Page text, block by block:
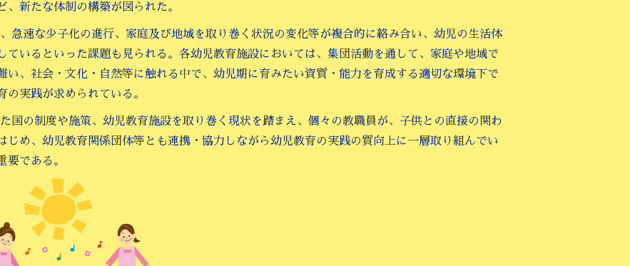
、新たな体制の構築が図られた。
急速な少子化の進行、家庭及び地域を取り巻く状況の変化等が複合的に絡み合い、幼児の生活体
ているといった課題も見られる。各幼児教育施設においては、集団活動を通して、家庭や地域で
い、社会・文化・自然等に触れる中で、幼児期に育みたい資質・能力を育成する適切な環境下で
の実践が求められている。
国の制度や施策、幼児教育施設を取り巻く現状を踏まえ、個々の教職員が、子供との直接の関わ
じめ、幼児教育関係団体等とも連携・協力しながら幼児教育の実践の質向上に一層取り組んでい
要である。